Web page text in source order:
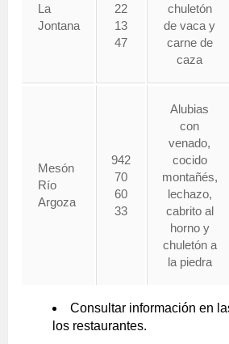
La
Jontana
22
13
47
chuletón
de vaca y
carne de
caza
Mesón
Río
Argoza
942
70
60
33
Alubias
con
venado,
cocido
montañés,
lechazo,
cabrito al
horno y
chuletón a
la piedra
Consultar información en
los restaurantes.